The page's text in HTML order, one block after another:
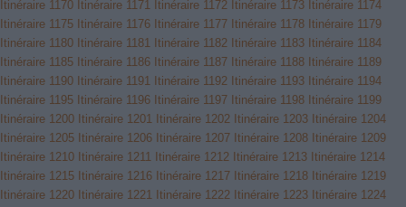
Itinéraire 1170 Itinéraire 1171 Itinéraire 1172 Itinéraire 1173 Itinéraire 1174
Itinéraire 1175 Itinéraire 1176 Itinéraire 1177 Itinéraire 1178 Itinéraire 1179
Itinéraire 1180 Itinéraire 1181 Itinéraire 1182 Itinéraire 1183 Itinéraire 1184
Itinéraire 1185 Itinéraire 1186 Itinéraire 1187 Itinéraire 1188 Itinéraire 1189
Itinéraire 1190 Itinéraire 1191 Itinéraire 1192 Itinéraire 1193 Itinéraire 1194
Itinéraire 1195 Itinéraire 1196 Itinéraire 1197 Itinéraire 1198 Itinéraire 1199
Itinéraire 1200 Itinéraire 1201 Itinéraire 1202 Itinéraire 1203 Itinéraire 1204
Itinéraire 1205 Itinéraire 1206 Itinéraire 1207 Itinéraire 1208 Itinéraire 1209
Itinéraire 1210 Itinéraire 1211 Itinéraire 1212 Itinéraire 1213 Itinéraire 1214
Itinéraire 1215 Itinéraire 1216 Itinéraire 1217 Itinéraire 1218 Itinéraire 1219
Itinéraire 1220 Itinéraire 1221 Itinéraire 1222 Itinéraire 1223 Itinéraire 1224